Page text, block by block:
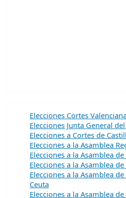
Elecciones Cortes
Elecciones Junta General
Elecciones a Cortes de
Elecciones a la Asamblea
Elecciones a la Asamblea
Elecciones a la Asamblea
Elecciones a la Asamblea
Ceuta
Elecciones a la Asamblea